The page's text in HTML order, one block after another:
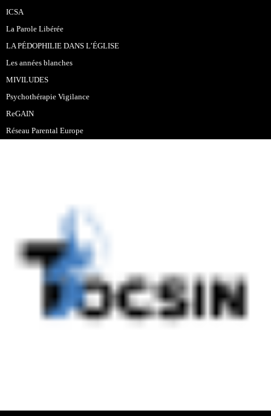
ICSA
La Parole Libérée
LA PÉDOPHILIE DANS L’ÉGLISE
Les années blanches
MIVILUDES
Psychothérapie Vigilance
ReGAIN
Réseau Parental Europe